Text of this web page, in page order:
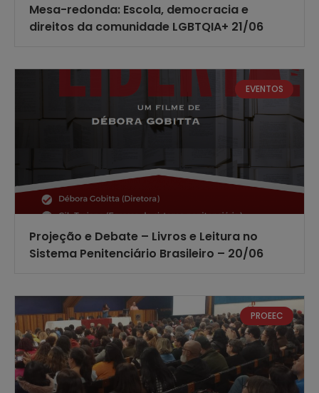
Mesa-redonda: Escola, democracia e
direitos da comunidade LGBTQIA+ 21/06
EVENTOS
Projeção e Debate – Livros e Leitura no
Sistema Penitenciário Brasileiro – 20/06
PROEEC